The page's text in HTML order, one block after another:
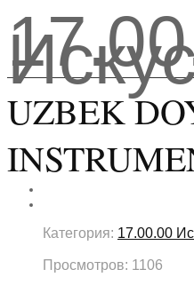
UZBEK
Категория: 17.00.00
Просмотров: 1106